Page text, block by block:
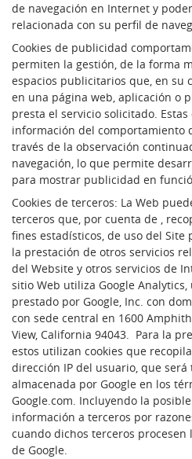
de navegación en Internet y
relacionada con su perfil de
Cookies de publicidad
permiten la gestión, de la forma
espacios publicitarios que, en su
en una página web, aplicación o
presta el servicio solicitado. Estas
información del comportamiento
través de la observación
navegación, lo que permite
para mostrar publicidad en
Cookies de terceros: La Web
terceros que, por cuenta de ,
fines estadísticos, de uso del
la prestación de otros servicios
del Website y otros servicios de
sitio Web utiliza Google
prestado por Google, Inc. con
con sede central en 1600
View, California 94043. Para la
estos utilizan cookies que
dirección IP del usuario, que
almacenada por Google en los
Google.com. Incluyendo la
información a terceros por
cuando dichos terceros
de Google.